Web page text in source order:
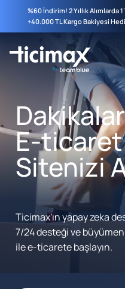
%60 İndirim! 2 Yıllık Alımlarda 1
+40.000 TL Kargo Bakiyesi
E-ticaret
Sitenizi
Ticimax'ın yapay zeka
7/24 desteği ve
ile e-ticarete başlayın.